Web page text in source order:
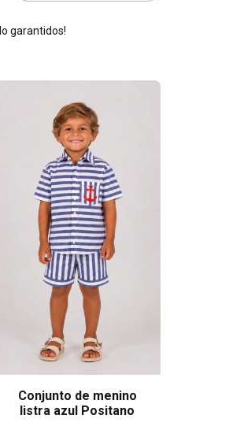
garantidos!
Conjunto de menino
listra azul Positano